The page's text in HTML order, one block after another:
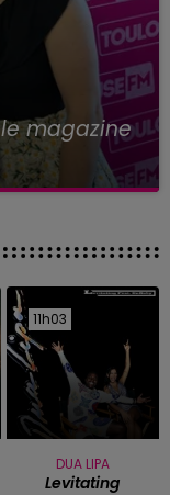
le magazine
11h03
11h03
DUA LIPA
Levitating